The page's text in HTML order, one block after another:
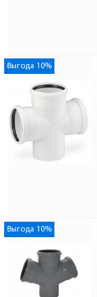
Выгода 10%
Выгода 10%